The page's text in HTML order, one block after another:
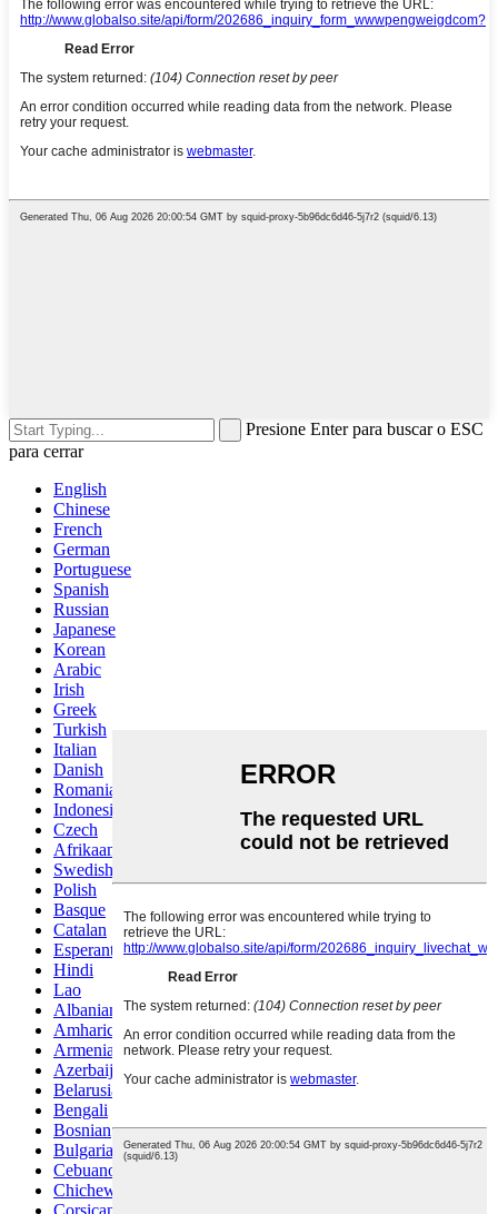
Presione Enter para buscar o ESC
para cerrar
English
Chinese
French
German
Portuguese
Spanish
Russian
Japanese
Korean
Arabic
Irish
Greek
Turkish
Italian
Danish
Romanian
Indonesian
Czech
Afrikaans
Swedish
Polish
Basque
Catalan
Esperanto
Hindi
Lao
Albanian
Amharic
Armenian
Azerbaijani
Belarusian
Bengali
Bosnian
Bulgarian
Cebuano
Chichewa